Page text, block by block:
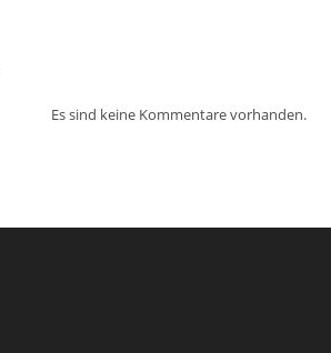
Es sind keine Kommentare vorhanden.